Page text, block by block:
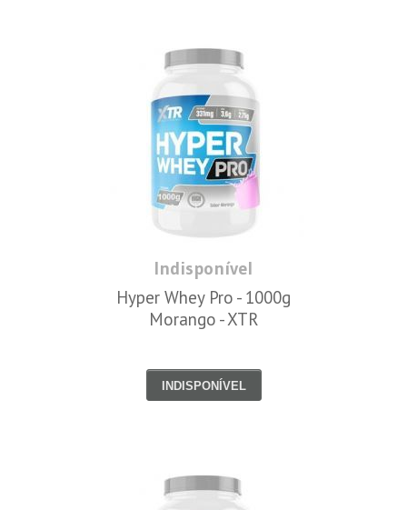
Indisponível
Hyper Whey Pro - 1000g
Morango - XTR
INDISPONÍVEL